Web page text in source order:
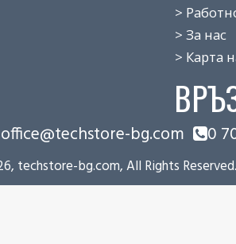
> Работно
> За нас
> Карта на
office@techstore-bg.com 0
techstore-bg.com, All Rights Reserved.